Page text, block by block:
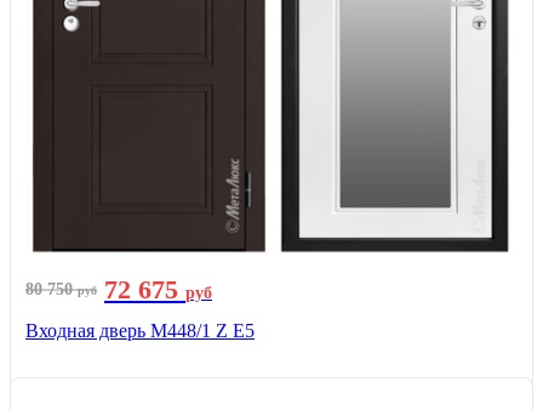
80 750руб 72 675 руб
Входная дверь М448/1 Z Е5